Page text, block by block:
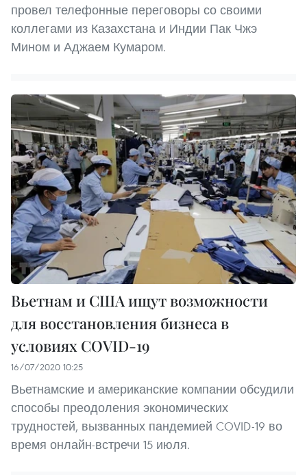
провел телефонные переговоры со своими
коллегами из Казахстана и Индии Пак Чжэ
Мином и Аджаем Кумаром.
Вьетнам и США ищут возможности
для восстановления бизнеса в
условиях COVID-19
16/07/2020 10:25
Вьетнамские и американские компании обсудили
способы преодоления экономических
трудностей, вызванных пандемией COVID-19 во
время онлайн-встречи 15 июля.